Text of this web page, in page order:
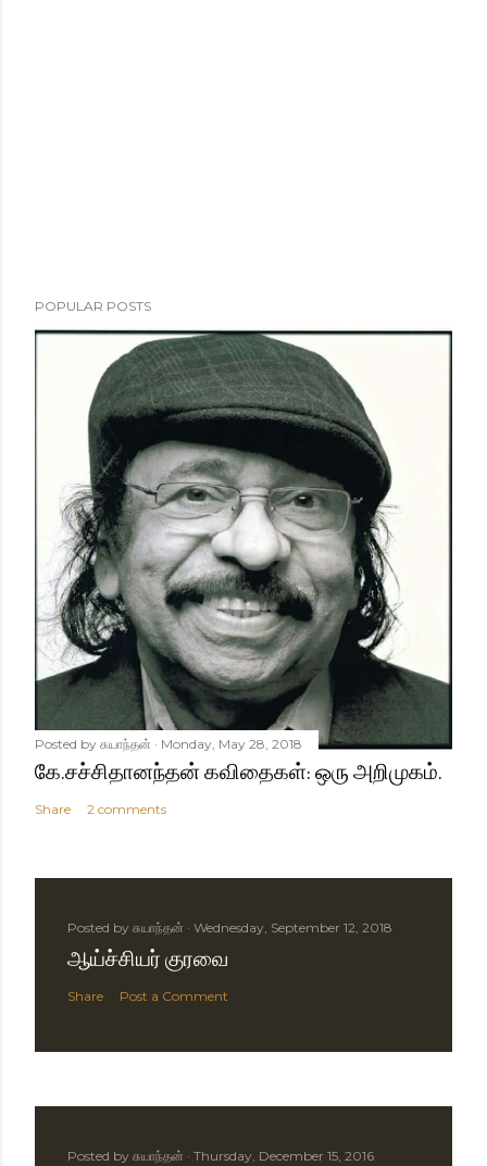
POPULAR POSTS
Posted by சுயாந்தன் Monday, May 28, 2018
கே.சச்சிதானந்தன் கவிதைகள்: ஒரு அறிமுகம்.
Share 2 comments
Posted by சுயாந்தன் Wednesday, September 12, 2018
ஆய்ச்சியர் குரவை
Share Post a Comment
Posted by சுயாந்தன் Thursday, December 15, 2016